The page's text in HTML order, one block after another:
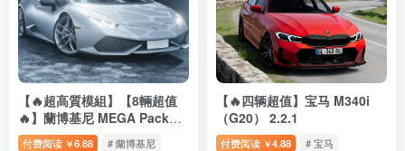
【🔥超高質模組】【8輛超值
🔥】蘭博基尼 MEGA Pack
1.0
付费阅读 ￥6.88 # 蘭博基尼
【🔥四辆超值】宝马 M340i
（G20） 2.2.1
付费阅读 ￥4.88 # 宝马